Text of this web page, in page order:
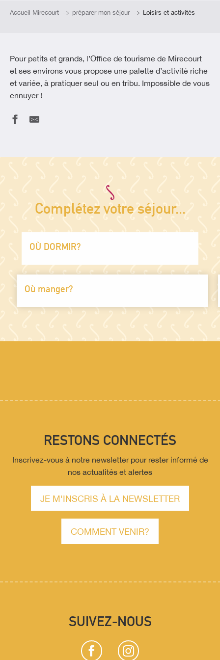
Accueil Mirecourt préparer mon séjour Loisirs et activités
Pour petits et grands, l’Office de tourisme de Mirecourt
et ses environs vous propose une palette d’activité riche
et variée, à pratiquer seul ou en tribu. Impossible de vous
ennuyer !
Médiathèque intercommunale de Mirecourt
Sentier de la forêt enchantée
Sentier des trois fontaines
École de pilotage circuit de mirecourt rc events
Maison de la musique mécanique
Sentier du madon
Complétez votre séjour...
OÙ DORMIR?
Où manger?
RESTONS CONNECTÉS
Inscrivez-vous à notre newsletter pour rester informé de
nos actualités et alertes
JE M'INSCRIS À LA NEWSLETTER
COMMENT VENIR?
SUIVEZ-NOUS